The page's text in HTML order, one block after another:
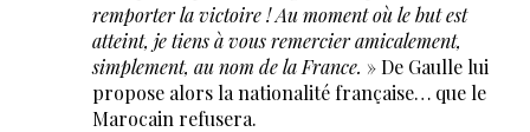
remporter la victoire ! Au moment où le but est
atteint, je tiens à vous remercier amicalement,
simplement, au nom de la France. » De Gaulle lui
propose alors la nationalité française… que le
Marocain refusera.